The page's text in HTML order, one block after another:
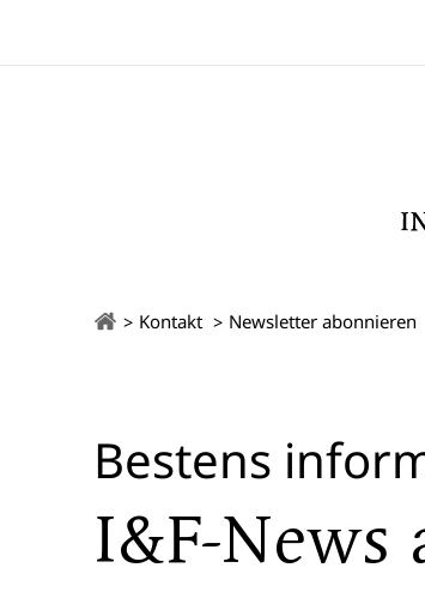
Kontakt Newsletter abonnieren
Bestens
I&F-News